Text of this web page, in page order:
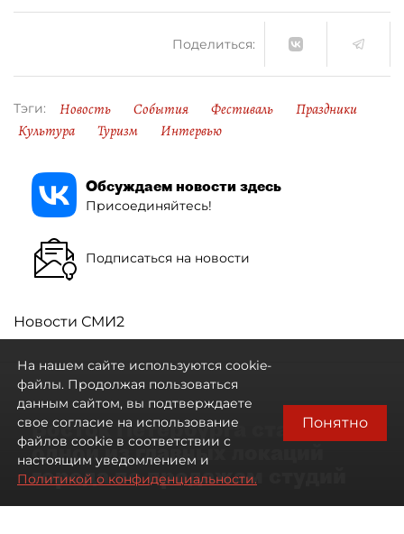
Поделиться:
Тэги: Новость События Фестиваль
Праздники
Культура
Туризм Интервью
Обсуждаем новости здесь
Присоединяйтесь!
Подписаться на новости
Новости СМИ2
Восток Петербурга стал
одной из главных локаций
города по продажам студий
На нашем сайте используются cookie-
файлы. Продолжая пользоваться
данным сайтом, вы подтверждаете
свое согласие на использование
файлов cookie в соответствии с
настоящим уведомлением и
Политикой о конфиденциальности.
Понятно